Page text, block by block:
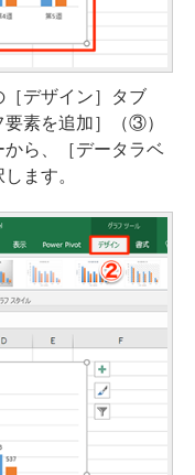
デザイン］タブ
素を追加］（③）
ら、［データラベ
ます。